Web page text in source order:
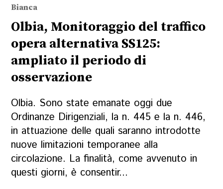
Bianca
Olbia, Monitoraggio del traffico
opera alternativa SS125:
ampliato il periodo di
osservazione
Olbia. Sono state emanate oggi due
Ordinanze Dirigenziali, la n. 445 e la n. 446,
in attuazione delle quali saranno introdotte
nuove limitazioni temporanee alla
circolazione. La finalità, come avvenuto in
questi giorni, è consentir...